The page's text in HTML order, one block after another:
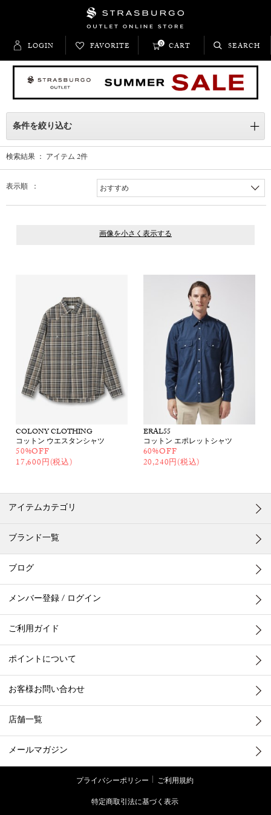
LOGIN FAVORITE CART
0 SEARCH
条件を絞り込む
検索結果 ： アイテム 2件
表示順 ：
COLONY CLOTHING
コットン ウエスタンシャツ
50%OFF
17,600円(税込)
ERAL55
コットン エポレットシャツ
60%OFF
20,240円(税込)
アイテムカテゴリ
ブランド一覧
ブログ
メンバー登録 / ログイン
ご利用ガイド
ポイントについて
お客様お問い合わせ
店舗一覧
メールマガジン
プライバシーポリシー
ご利用規約
特定商取引法に基づく表示